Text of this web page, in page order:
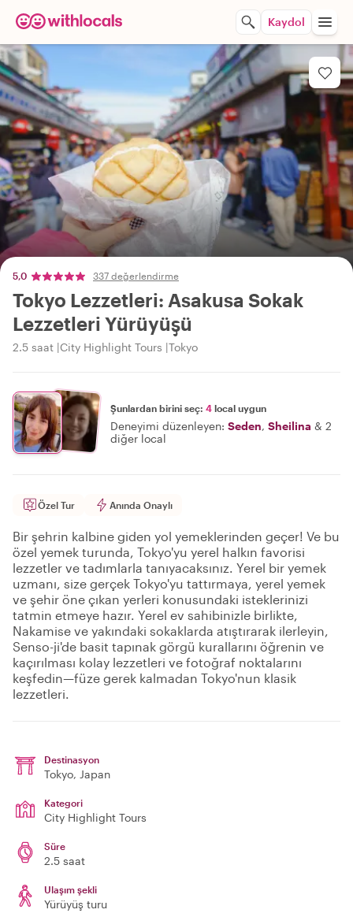
Kaydol
5,0 337 değerlendirme
Tokyo Lezzetleri: Asakusa Sokak
Lezzetleri Yürüyüşü
2.5 saat City Highlight Tours Tokyo
Şunlardan birini seç: 4 local uygun
Deneyimi düzenleyen: Seden, Sheilina & 2
diğer local
Özel Tur Anında Onaylı
Bir şehrin kalbine giden yol yemeklerinden geçer! Ve bu
özel yemek turunda, Tokyo'yu yerel halkın favorisi
lezzetler ve tadımlarla tanıyacaksınız. Yerel bir yemek
uzmanı, size gerçek Tokyo'yu tattırmaya, yerel yemek
ve şehir öne çıkan yerleri konusundaki isteklerinizi
tatmin etmeye hazır. Yerel ev sahibinizle birlikte,
Nakamise ve yakındaki sokaklarda atıştırarak ilerleyin,
Senso-ji'de basit tapınak görgü kurallarını öğrenin ve
kaçırılması kolay lezzetleri ve fotoğraf noktalarını
keşfedin—füze gerek kalmadan Tokyo'nun klasik
lezzetleri.
Destinasyon
Tokyo, Japan
Kategori
City Highlight Tours
Süre
2.5 saat
Ulaşım şekli
Yürüyüş turu